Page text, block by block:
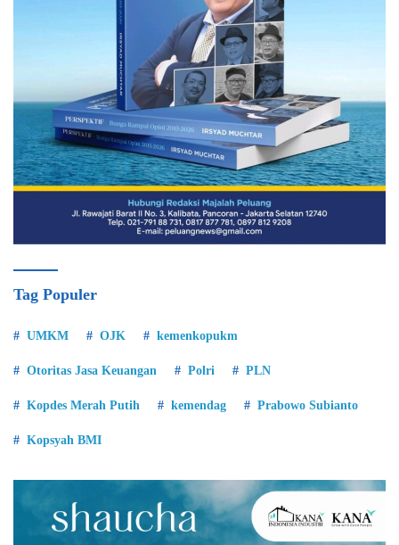
Tag Populer
UMKM OJK kemenkopukm
Otoritas Jasa Keuangan Polri PLN
Kopdes Merah Putih kemendag Prabowo Subianto
Kopsyah BMI